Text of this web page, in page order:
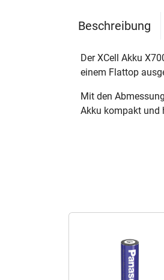
Beschreibung
Der XCell Akku
einem Flattop
Mit den
Akku kompakt und